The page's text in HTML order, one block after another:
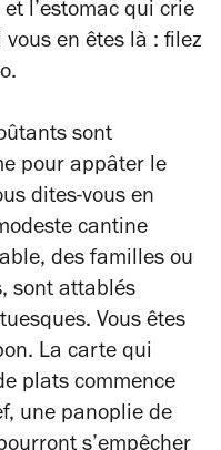
l’estomac qui crie
vous en êtes là : filez
sont
pour appâter le
dites-vous en
cantine
des familles ou
sont attablés
Vous êtes
La carte qui
plats commence
une panoplie de